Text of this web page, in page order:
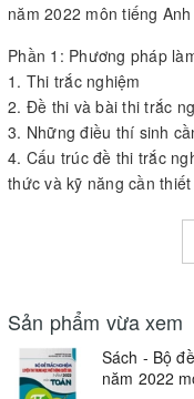
năm 2022 môn tiếng Anh
Phần 1: Phương pháp
1. Thi trắc nghiệm
2. Đề thi và bài thi trắc
3. Những điều thí sinh
4. Cấu trúc đề thi trắc
thức và kỹ năng cần thiết
Bộ đề trắc nghiệm
luyện thi Trung học phổ
Ngữ văn, Khoa học tự
bậc giáo viên, phụ
hoạch học tập và ôn
Sản phẩm vừa xem
Sách - Bộ
năm 2022